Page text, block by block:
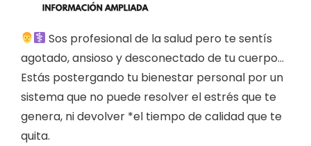
Sos profesional de la salud pero te sentís
agotado, ansioso y desconectado de tu cuerpo…
Estás postergando tu bienestar personal por un
sistema que no puede resolver el estrés que te
genera, ni devolver *el tiempo de calidad que te
quita.